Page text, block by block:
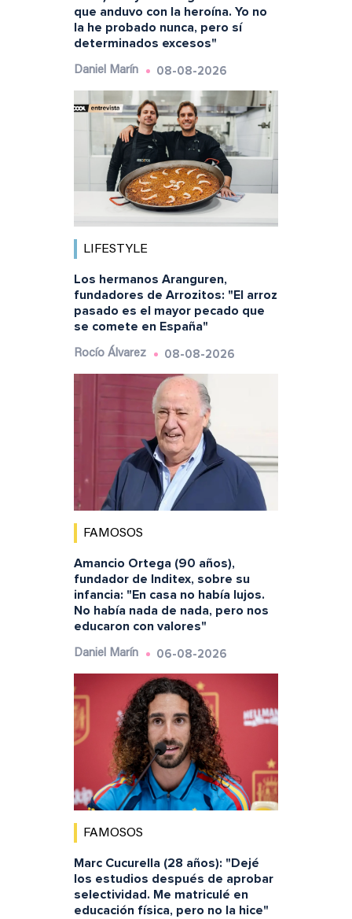
que anduvo con la heroína. Yo no
la he probado nunca, pero sí
determinados excesos"
Daniel Marín 08-08-2026
LIFESTYLE
Los hermanos Aranguren,
fundadores de Arrozitos: "El arroz
pasado es el mayor pecado que
se comete en España"
Rocío Álvarez 08-08-2026
FAMOSOS
Amancio Ortega (90 años),
fundador de Inditex, sobre su
infancia: "En casa no había lujos.
No había nada de nada, pero nos
educaron con valores"
Daniel Marín 06-08-2026
FAMOSOS
Marc Cucurella (28 años): "Dejé
los estudios después de aprobar
selectividad. Me matriculé en
educación física, pero no la hice"